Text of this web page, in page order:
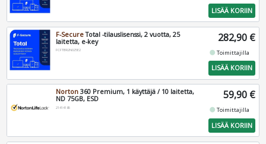
LISÄÄ KORIIN
F-SecureTotal -tilauslisenssi, 2 vuotta, 25
laitetta, e-key
FCFTBR2N025E2
282,90 €
fiber_manual_recordToimittajilla
LISÄÄ KORIIN
Norton 360 Premium, 1 käyttäjä / 10 laitetta,
ND 75GB, ESD
21414185
59,90 €
fiber_manual_recordToimittajilla
LISÄÄ KORIIN